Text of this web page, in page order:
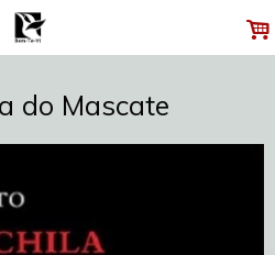
.
do Mascate